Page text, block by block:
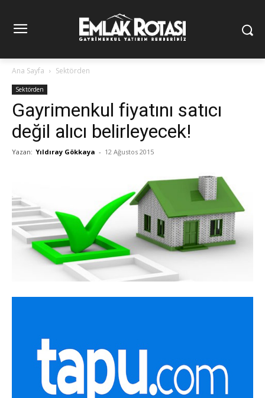
Ana Sayfa Sektörden
Sektörden
Gayrimenkul fiyatını satıcı
değil alıcı belirleyecek!
Yazan: Yıldıray Gökkaya - 12 Ağustos 2015